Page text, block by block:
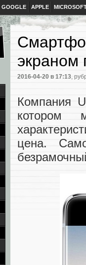
GOOGLE APPLE
экраном
2016-04-20 в 17:13,
Компания
цена.